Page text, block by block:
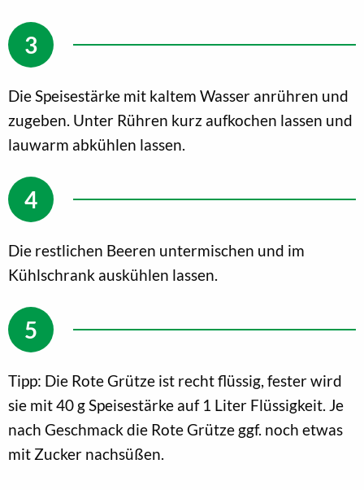
Die Speisestärke mit kaltem Wasser anrühren und
zugeben. Unter Rühren kurz aufkochen lassen und
lauwarm abkühlen lassen.
Die restlichen Beeren untermischen und im
Kühlschrank auskühlen lassen.
Tipp: Die Rote Grütze ist recht flüssig, fester wird
sie mit 40 g Speisestärke auf 1 Liter Flüssigkeit. Je
nach Geschmack die Rote Grütze ggf. noch etwas
mit Zucker nachsüßen.